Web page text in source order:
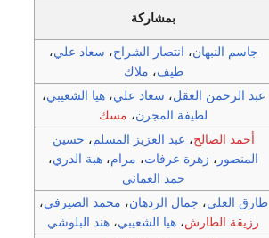
بمشاركة
جاسم النبهان، انتصار الشراح، سعاد علي،
طيف، ملاك
عبد الرحمن العقل، سعاد علي،هيا الشعيبي،
لطيفة المجرن، مسك
أحمد الصالح، عبد العزيز المسلم، حسين
المنصور ، زهرة عرفات، مرام، هبة الدري،
حمد العماني
طارق العلي، جمال الردهان، محمد الصيرفي،
رزيقة الطارش، هيا الشعيبي، هند البلوشي